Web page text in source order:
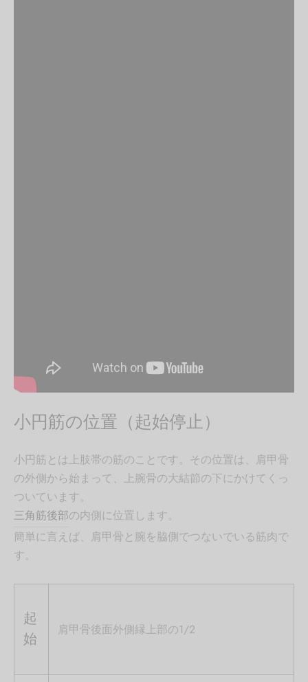
小円筋の位置（起始停止）
小円筋とは上肢帯の筋のことです。その位置は、肩甲骨
の外側から始まって、上腕骨の大結節の下にかけてくっ
ついています。
三角筋後部の内側に位置します。
簡単に言えば、肩甲骨と腕を脇側でつないでいる筋肉で
す。
起
始
肩甲骨後面外側縁上部の1/2